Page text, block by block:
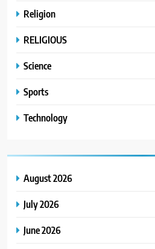
Religion
RELIGIOUS
Science
Sports
Technology
August 2026
July 2026
June 2026